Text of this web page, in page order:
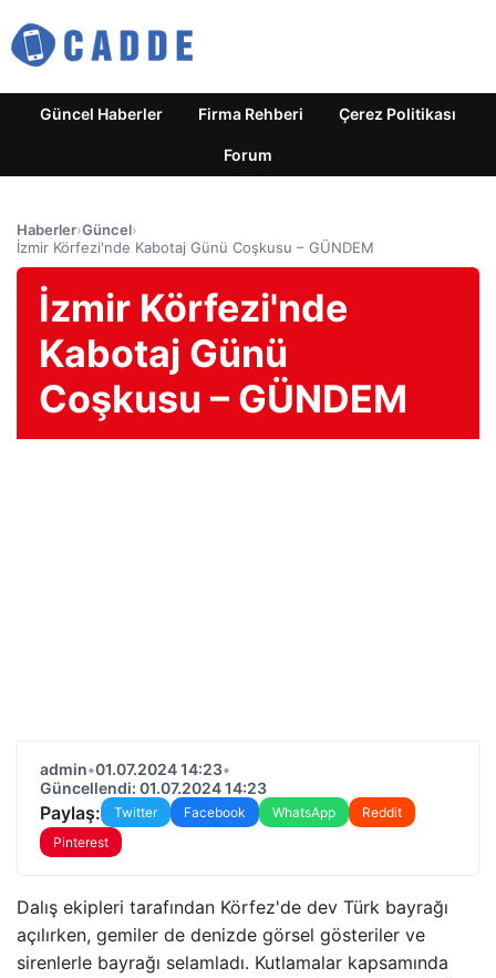
Güncel Haberler Firma Rehberi Çerez Politikası
Forum
Haberler›Güncel›
İzmir Körfezi'nde Kabotaj Günü Coşkusu – GÜNDEM
İzmir Körfezi'nde
Kabotaj Günü
Coşkusu – GÜNDEM
admin•01.07.2024 14:23•
Güncellendi: 01.07.2024 14:23
Paylaş: Twitter Facebook WhatsApp
Reddit
Pinterest
Dalış ekipleri tarafından Körfez'de dev Türk bayrağı
açılırken, gemiler de denizde görsel gösteriler ve
sirenlerle bayrağı selamladı. Kutlamalar kapsamında